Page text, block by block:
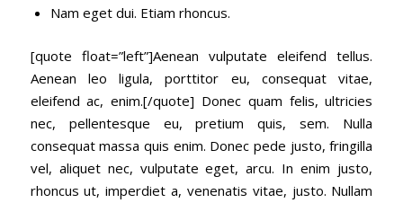
Nam eget dui. Etiam rhoncus.
[quote float=”left”]Aenean vulputate eleifend tellus.
Aenean leo ligula, porttitor eu, consequat vitae,
eleifend ac, enim.[/quote] Donec quam felis, ultricies
nec, pellentesque eu, pretium quis, sem. Nulla
consequat massa quis enim. Donec pede justo, fringilla
vel, aliquet nec, vulputate eget, arcu. In enim justo,
rhoncus ut, imperdiet a, venenatis vitae, justo. Nullam